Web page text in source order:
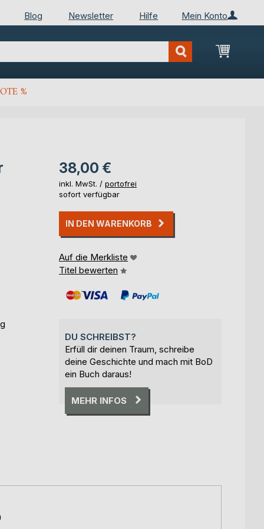
Mein Konto
Blog Newsletter Hilfe
Mein
%
38,00 €
inkl. MwSt. / portofrei
sofort verfügbar
IN DEN WARENKORB
Auf die Merkliste
Titel bewerten
DU SCHREIBST?
Erfüll dir deinen Traum, schreibe
deine Geschichte und mach mit BoD
ein Buch daraus!
MEHR INFOS